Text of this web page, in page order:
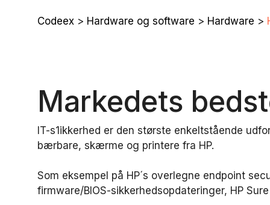
Codeex > Hardware og software > Hardware >
Markedets
IT-s1ikkerhed er den største enkeltstående
bærbare, skærme og printere fra HP.
Som eksempel på HP´s overlegne endpoint
firmware/BIOS-sikkerhedsopdateringer, HP